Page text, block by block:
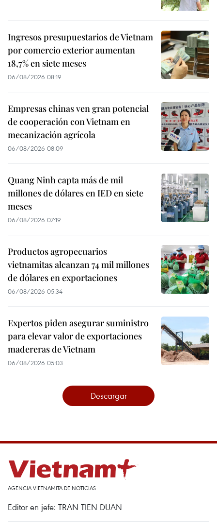
Ingresos presupuestarios de Vietnam
por comercio exterior aumentan
18,7% en siete meses
06/08/2026 08:19
Empresas chinas ven gran potencial
de cooperación con Vietnam en
mecanización agrícola
06/08/2026 08:09
Quang Ninh capta más de mil
millones de dólares en IED en siete
meses
06/08/2026 07:19
Productos agropecuarios
vietnamitas alcanzan 74 mil millones
de dólares en exportaciones
06/08/2026 05:34
Expertos piden asegurar suministro
para elevar valor de exportaciones
madereras de Vietnam
06/08/2026 05:03
Descargar
AGENCIA VIETNAMITA DE NOTICIAS
Editor en jefe: TRAN TIEN DUAN